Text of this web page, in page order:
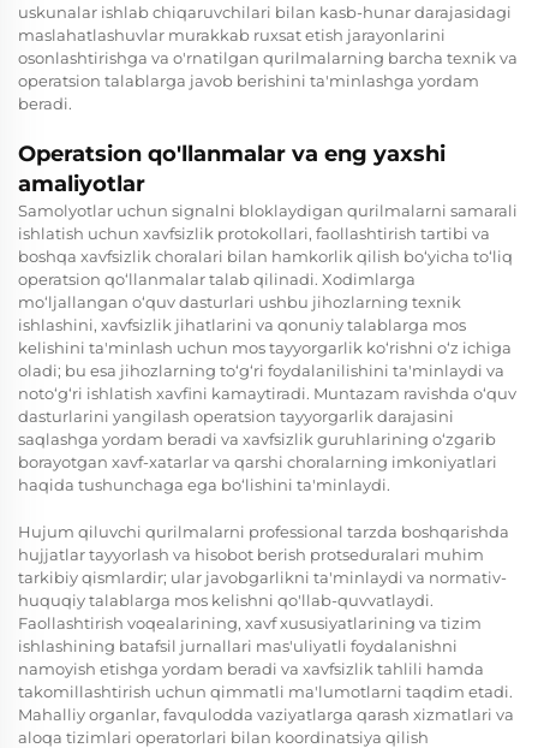
uskunalar ishlab chiqaruvchilari bilan kasb-hunar darajasidagi
maslahatlashuvlar murakkab ruxsat etish jarayonlarini
osonlashtirishga va o'rnatilgan qurilmalarning barcha texnik va
operatsion talablarga javob berishini ta'minlashga yordam
beradi.
Operatsion qo'llanmalar va eng yaxshi
amaliyotlar
Samolyotlar uchun signalni bloklaydigan qurilmalarni samarali
ishlatish uchun xavfsizlik protokollari, faollashtirish tartibi va
boshqa xavfsizlik choralari bilan hamkorlik qilish bo‘yicha to‘liq
operatsion qo‘llanmalar talab qilinadi. Xodimlarga
mo‘ljallangan o‘quv dasturlari ushbu jihozlarning texnik
ishlashini, xavfsizlik jihatlarini va qonuniy talablarga mos
kelishini ta'minlash uchun mos tayyorgarlik ko‘rishni o‘z ichiga
oladi; bu esa jihozlarning to‘g‘ri foydalanilishini ta'minlaydi va
noto‘g‘ri ishlatish xavfini kamaytiradi. Muntazam ravishda o‘quv
dasturlarini yangilash operatsion tayyorgarlik darajasini
saqlashga yordam beradi va xavfsizlik guruhlarining o‘zgarib
borayotgan xavf-xatarlar va qarshi choralarning imkoniyatlari
haqida tushunchaga ega bo‘lishini ta'minlaydi.
Hujum qiluvchi qurilmalarni professional tarzda boshqarishda
hujjatlar tayyorlash va hisobot berish protseduralari muhim
tarkibiy qismlardir; ular javobgarlikni ta'minlaydi va normativ-
huquqiy talablarga mos kelishni qo'llab-quvvatlaydi.
Faollashtirish voqealarining, xavf xususiyatlarining va tizim
ishlashining batafsil jurnallari mas'uliyatli foydalanishni
namoyish etishga yordam beradi va xavfsizlik tahlili hamda
takomillashtirish uchun qimmatli ma'lumotlarni taqdim etadi.
Mahalliy organlar, favqulodda vaziyatlarga qarash xizmatlari va
aloqa tizimlari operatorlari bilan koordinatsiya qilish